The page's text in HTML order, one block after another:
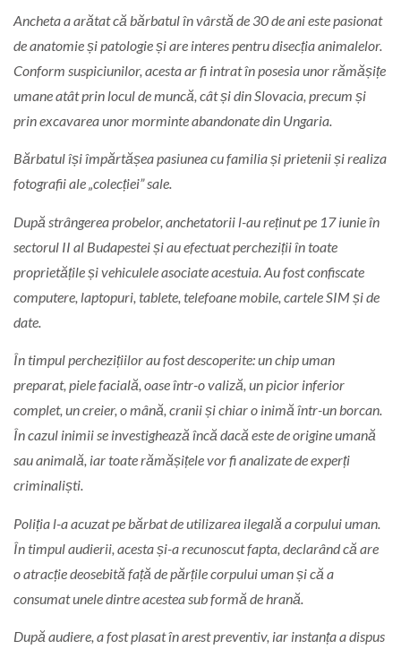
Ancheta a arătat că bărbatul în vârstă de 30 de ani este pasionat
de anatomie și patologie și are interes pentru disecția animalelor.
Conform suspiciunilor, acesta ar fi intrat în posesia unor rămășițe
umane atât prin locul de muncă, cât și din Slovacia, precum și
prin excavarea unor morminte abandonate din Ungaria.
Bărbatul își împărtășea pasiunea cu familia și prietenii și realiza
fotografii ale „colecției” sale.
După strângerea probelor, anchetatorii l-au reținut pe 17 iunie în
sectorul II al Budapestei și au efectuat percheziții în toate
proprietățile și vehiculele asociate acestuia. Au fost confiscate
computere, laptopuri, tablete, telefoane mobile, cartele SIM și de
date.
În timpul perchezițiilor au fost descoperite: un chip uman
preparat, piele facială, oase într-o valiză, un picior inferior
complet, un creier, o mână, cranii și chiar o inimă într-un borcan.
În cazul inimii se investighează încă dacă este de origine umană
sau animală, iar toate rămășițele vor fi analizate de experți
criminaliști.
Poliția l-a acuzat pe bărbat de utilizarea ilegală a corpului uman.
În timpul audierii, acesta și-a recunoscut fapta, declarând că are
o atracție deosebită față de părțile corpului uman și că a
consumat unele dintre acestea sub formă de hrană.
După audiere, a fost plasat în arest preventiv, iar instanța a dispus